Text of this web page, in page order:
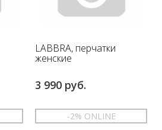
LABBRA, перчатки
женские
3 990 руб.
-2% ONLINE